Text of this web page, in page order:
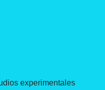
experimentales